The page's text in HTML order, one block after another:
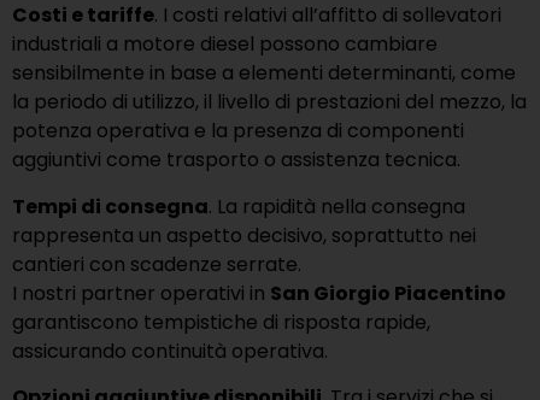
Costi e tariffe. I costi relativi all’affitto di sollevatori
industriali a motore diesel possono cambiare
sensibilmente in base a elementi determinanti, come
la periodo di utilizzo, il livello di prestazioni del mezzo, la
potenza operativa e la presenza di componenti
aggiuntivi come trasporto o assistenza tecnica.
Tempi di consegna. La rapidità nella consegna
rappresenta un aspetto decisivo, soprattutto nei
cantieri con scadenze serrate.
I nostri partner operativi in San Giorgio Piacentino
garantiscono tempistiche di risposta rapide,
assicurando continuità operativa.